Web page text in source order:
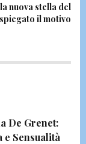
nuova stella del
il motivo
De Grenet:
e Sensualità